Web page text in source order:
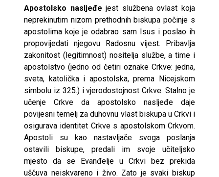
Apostolsko nasljeđe jest službena ovlast koja
neprekinutim nizom prethodnih biskupa počinje s
apostolima koje je odabrao sam Isus i poslao ih
propovijedati njegovu Radosnu vijest. Pribavlja
zakonitost (legitimnost) nositelja službe, a time i
apostolstvo (jedno od četiri oznake Crkve: jedna,
sveta, katolička i apostolska, prema Nicejskom
simbolu iz 325.) i vjerodostojnost Crkve. Stalno je
učenje Crkve da apostolsko nasljeđe daje
povijesni temelj za duhovnu vlast biskupa u Crkvi i
osigurava identitet Crkve s apostolskom Crkvom.
Apostoli su kao nastavljače svoga poslanja
ostavili biskupe, predali im svoje učiteljsko
mjesto da se Evanđelje u Crkvi bez prekida
uščuva neiskvareno i živo. Zato je svaki biskup